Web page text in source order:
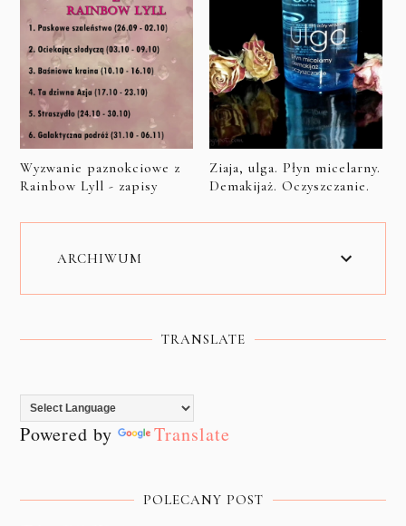
Wyzwanie paznokciowe z
Rainbow Lyll - zapisy
Ziaja, ulga. Płyn micelarny.
Demakijaż. Oczyszczanie.
ARCHIWUM
TRANSLATE
Powered by Translate
POLECANY POST